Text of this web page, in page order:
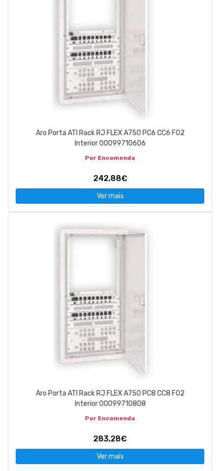
Aro Porta ATI Rack RJ FLEX A750 PC6 CC6 FO2
Interior 00099710606
Por Encomenda
242,88€
Ver mais
Aro Porta ATI Rack RJ FLEX A750 PC8 CC8 FO2
Interior 00099710808
Por Encomenda
283,28€
Ver mais